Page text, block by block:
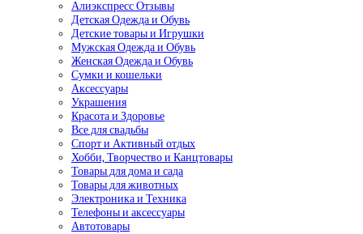
Алиэкспресс Отзывы
Детская Одежда и Обувь
Детские товары и Игрушки
Мужская Одежда и Обувь
Женская Одежда и Обувь
Сумки и кошельки
Аксессуары
Украшения
Красота и Здоровье
Все для свадьбы
Спорт и Активный отдых
Хобби, Творчество и Канцтовары
Товары для дома и сада
Товары для животных
Электроника и Техника
Телефоны и аксессуары
Автотовары